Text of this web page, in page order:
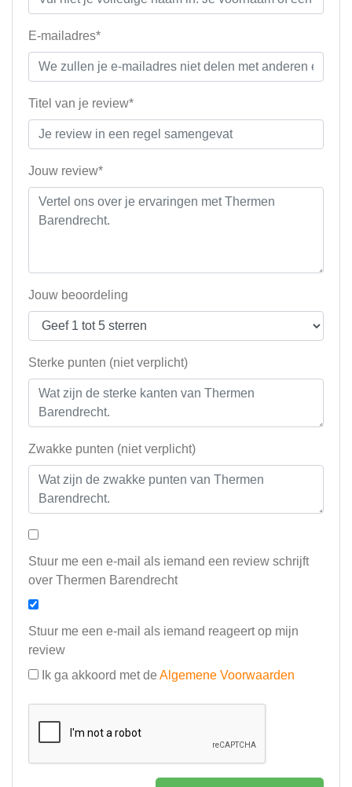
E-mailadres*
Titel van je review*
Jouw review*
Jouw beoordeling
Sterke punten (niet verplicht)
Zwakke punten (niet verplicht)
Stuur me een e-mail als iemand een review schrijft
over Thermen Barendrecht
Stuur me een e-mail als iemand reageert op mijn
review
Ik ga akkoord met de Algemene Voorwaarden